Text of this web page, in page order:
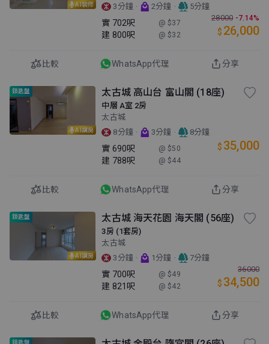
AI裝修
3分鐘 · 2分鐘 · 5分鐘
實 702呎 @ $37
建 800呎 @ $32
28000 -7.14%
$ 26,000
比較 WhatsApp代理 分享
AI講房
鎖匙盤 太古城 高山台 富山閣 (18座)
中層 A室 2房
太古城
8分鐘 · 3分鐘 · 8分鐘
實 690呎 @ $50
建 788呎 @ $44
$ 35,000
比較 WhatsApp代理 分享
AI講房
鎖匙盤 太古城 海天花園 海天閣 (56座)
3房 (1套房)
太古城
3分鐘 · 1分鐘 · 7分鐘
實 700呎 @ $49
建 821呎 @ $42
36000
$ 34,500
比較 WhatsApp代理 分享
鎖匙盤